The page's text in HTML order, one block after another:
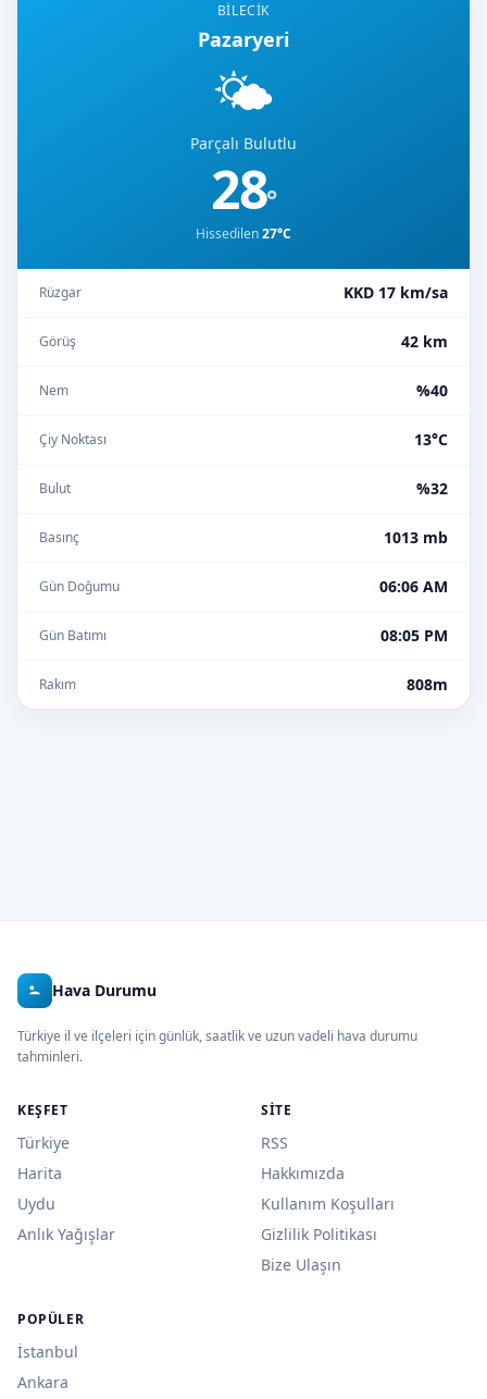
BILECIK
Pazaryeri
🌤️
Parçalı Bulutlu
28°
Hissedilen27°C
Rüzgar KKD 17 km/sa
Görüş 42 km
Nem %40
Çiy Noktası 13°C
Bulut %32
Basınç 1013 mb
Gün Doğumu 06:06 AM
Gün Batımı 08:05 PM
Rakım 808m
Hava Durumu
Türkiye il ve ilçeleri için günlük, saatlik ve uzun vadeli hava durumu
tahminleri.
KEŞFET
Türkiye
Harita
Uydu
Anlık Yağışlar
SITE
RSS
Hakkımızda
Kullanım Koşulları
Gizlilik Politikası
Bize Ulaşın
POPÜLER
İstanbul
Ankara